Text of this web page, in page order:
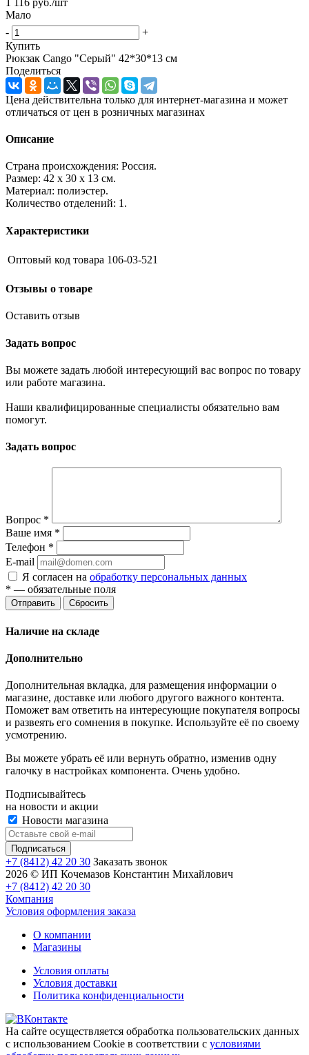
Мало
-
+
Купить
Рюкзак Cango "Серый" 42*30*13 см
Поделиться
Цена действительна только для интернет-магазина и может
отличаться от цен в розничных магазинах
Описание
Страна происхождения: Россия.
Размер: 42 х 30 х 13 см.
Материал: полиэстер.
Количество отделений: 1.
Характеристики
Оптовый код товара 106-03-521
Отзывы о товаре
Оставить отзыв
Задать вопрос
Вы можете задать любой интересующий вас вопрос по товару
или работе магазина.
Наши квалифицированные специалисты обязательно вам
помогут.
Задать вопрос
Вопрос *
Ваше имя *
Телефон *
E-mail
Я согласен на обработку персональных данных
* — обязательные поля
Отправить Сбросить
Наличие на складе
Дополнительно
Дополнительная вкладка, для размещения информации о
магазине, доставке или любого другого важного контента.
Поможет вам ответить на интересующие покупателя вопросы
и развеять его сомнения в покупке. Используйте её по своему
усмотрению.
Вы можете убрать её или вернуть обратно, изменив одну
галочку в настройках компонента. Очень удобно.
Подписывайтесь
на новости и акции
Новости магазина
+7 (8412) 42 20 30 Заказать звонок
2026 © ИП Кочемазов Константин Михайлович
+7 (8412) 42 20 30
Компания
Условия оформления заказа
О компании
Магазины
Условия оплаты
Условия доставки
Политика конфиденциальности
На сайте осуществляется обработка пользовательских данных
с использованием Cookie в соответствии с условиями